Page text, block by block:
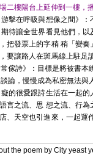
二樓陽台上延伸到一樓，
擊在呼吸與想像之間》
待讓全世界看見他們，
把發票上的字稍 稍「變
要讓路人在斑馬線上駐
傢詩》：目標是將被書
論，慢慢成為私密無法
的很愛跟詩生活在一起
言之流、思 想之流、行
、天空也引進來，一起